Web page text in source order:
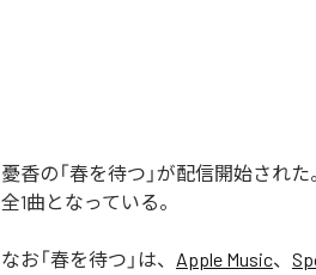
憂香の「春を待つ」が配信開始され
全1曲となっている。
なお「春を待つ 」は、 Apple Music、